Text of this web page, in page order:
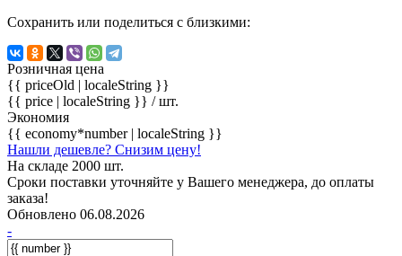
Сохранить или поделиться с близкими:
Розничная цена
{{ priceOld | localeString }}
{{ price | localeString }} / шт.
Экономия
{{ economy*number | localeString }}
Нашли дешевле? Снизим цену!
На складе 2000 шт.
Сроки поставки уточняйте у Вашего менеджера, до оплаты
заказа!
Обновлено 06.08.2026
-